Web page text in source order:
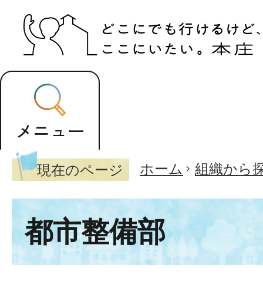
現在のページ ホーム 組織から
都市整備部